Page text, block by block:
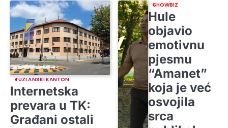
TUZLANSKI KANTON
Internetska
prevara u TK:
Građani ostali
SHOWBIZ
Hule
objavio
emotivnu
pjesmu
“Amanet”
koja je već
osvojila
srca